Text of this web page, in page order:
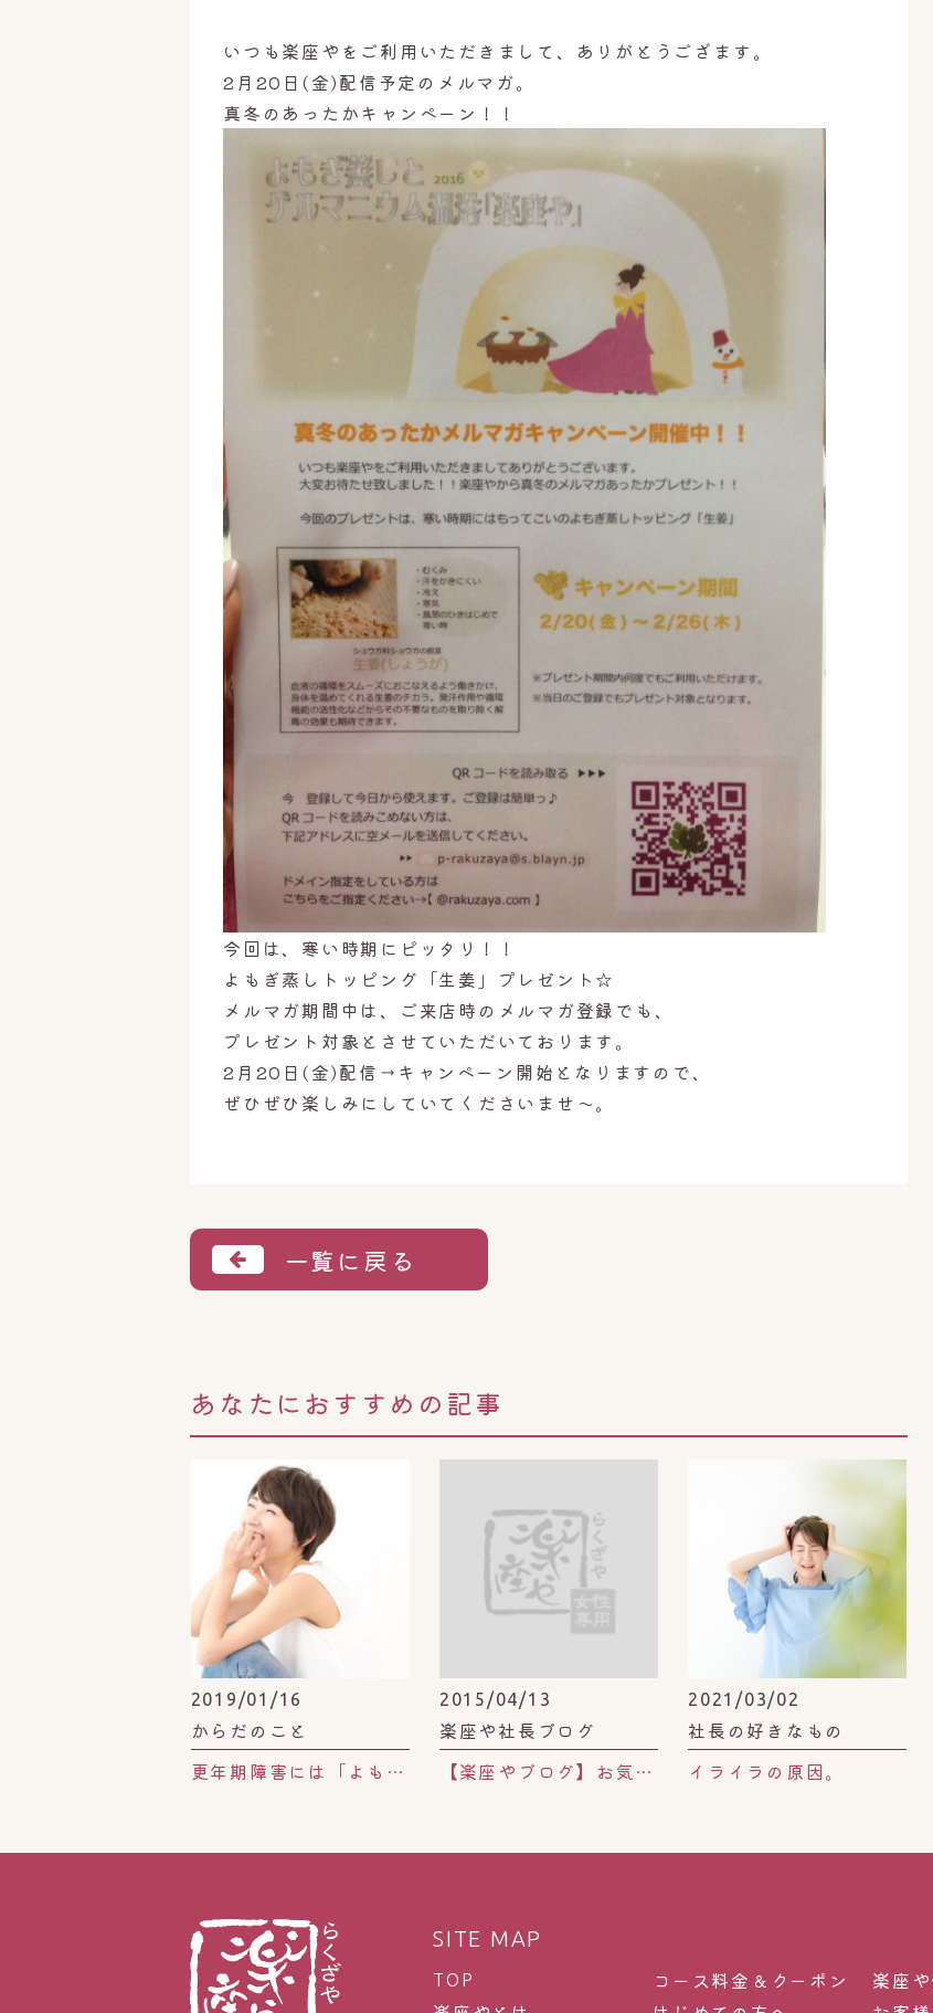
いつも楽座やをご利用いただきまして、ありがとうござます。
2月20日(金)配信予定のメルマガ。
真冬のあったかキャンペーン！！
今回は、寒い時期にピッタリ！！
よもぎ蒸しトッピング「生姜」プレゼント☆
メルマガ期間中は、ご来店時のメルマガ登録でも、
プレゼント対象とさせていただいております。
2月20日(金)配信→キャンペーン開始となりますので、
ぜひぜひ楽しみにしていてくださいませ〜。
一覧に戻る
あなたにおすすめの記事
2019/01/16
からだのこと
更年期障害には「よもぎ蒸し」がオススメな理由
2015/04/13
楽座や社長ブログ
【楽座やブログ】お気に入りのネイルサロン＠恵比寿
2021/03/02
社長の好きなもの
イライラの原因。
SITE MAP
TOP
コース料金＆クーポン
楽座